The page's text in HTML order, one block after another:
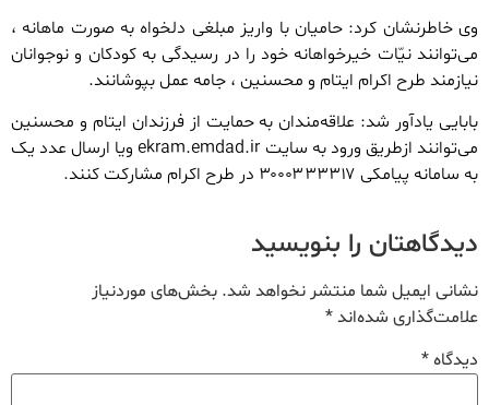
وی خاطرنشان کرد: حامیان با واریز مبلغی دلخواه به صورت ماهانه ،
می‌توانند نیّات خیرخواهانه خود را در رسیدگی به کودکان و نوجوانان
نیازمند طرح اکرام ایتام و محسنین ، جامه عمل بپوشانند.
بابایی یادآور شد: علاقه‌مندان به حمایت از فرزندان ایتام و محسنین
می‌توانند ازطریق ورود به سایت ekram.emdad.ir ویا ارسال عدد یک
به سامانه پیامکی ۳۰۰۰۳۳۳۳۱۷ در طرح اکرام مشارکت کنند.
دیدگاهتان را بنویسید
نشانی ایمیل شما منتشر نخواهد شد. بخش‌های موردنیاز
علامت‌گذاری شده‌اند*
دیدگاه*